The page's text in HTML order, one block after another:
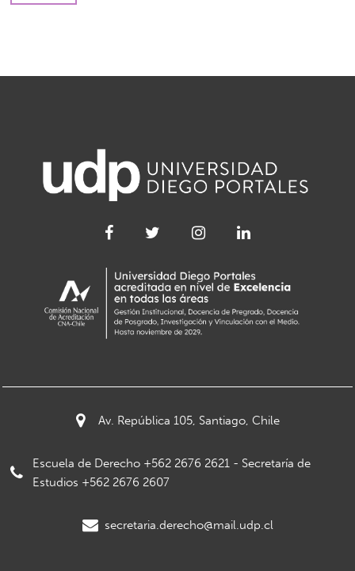
Av. República 105, Santiago, Chile
Escuela de Derecho +562 2676 2621 - Secretaría de
Estudios +562 2676 2607
secretaria.derecho@mail.udp.cl